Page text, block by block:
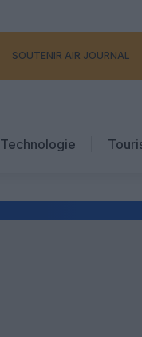
SOUTENIR AIR JOURNAL
Technologie